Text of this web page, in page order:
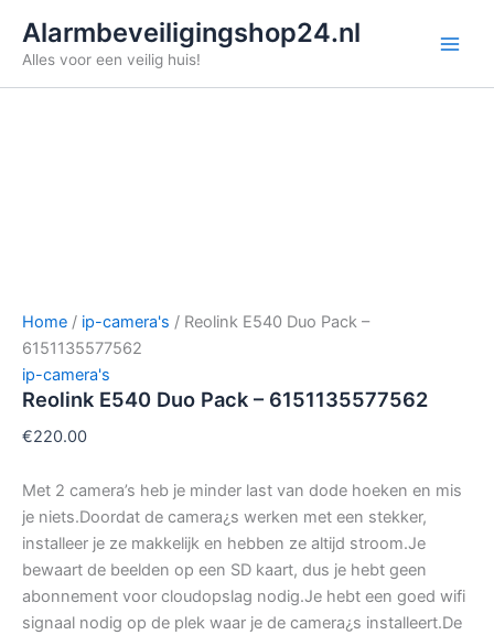
naar
inhoud
Alarmbeveiligingshop24.nl
Alles voor een veilig huis!
Home / ip-camera's / Reolink E540 Duo Pack –
6151135577562
ip-camera's
Reolink E540 Duo Pack – 6151135577562
€220.00
Met 2 camera’s heb je minder last van dode hoeken en mis
je niets.Doordat de camera¿s werken met een stekker,
installeer je ze makkelijk en hebben ze altijd stroom.Je
bewaart de beelden op een SD kaart, dus je hebt geen
abonnement voor cloudopslag nodig.Je hebt een goed wifi
signaal nodig op de plek waar je de camera¿s installeert.De